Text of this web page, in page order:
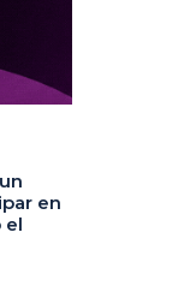
en
el